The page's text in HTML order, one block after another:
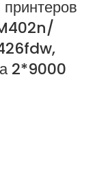
2*9000